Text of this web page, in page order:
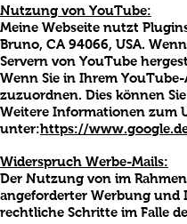
Nutzung von YouTube:
Meine Webseite nutzt
Bruno, CA 94066, USA.
Servern von YouTube
Wenn Sie in Ihrem
zuzuordnen. Dies können
Weitere Informationen zum
unter:https://
Widerspruch Werbe-Mails:
Der Nutzung von im
angeforderter Werbung und
rechtliche Schritte im Falle